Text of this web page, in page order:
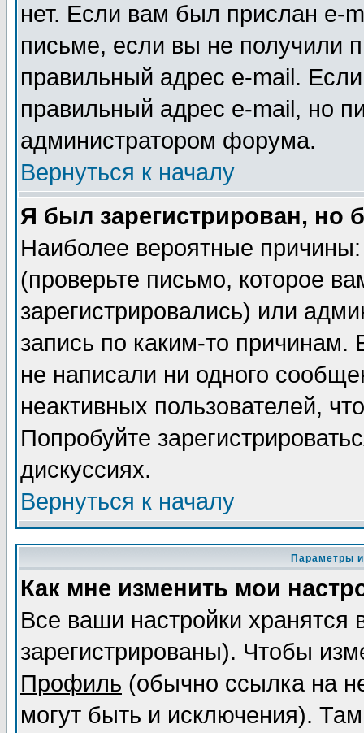
нет. Если вам был прислан e-
письме, если вы не получили
правильный адрес e-mail.
правильный адрес e-mail, но
администратором форума.
Вернуться к началу
Я был зарегистрирован, но
Наиболее вероятные
(проверьте письмо, которое
зарегистрировались) или
запись по каким-то
не написали ни одного
неактивных пользователей,
Попробуйте
дискуссиях.
Вернуться к началу
Параметры
Как мне изменить мои
Все ваши настройки
зарегистрированы). Чтобы
Профиль (обычно ссылка на
могут быть и исключения).